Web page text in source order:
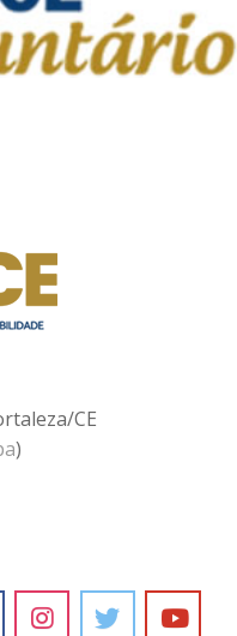
CE
)